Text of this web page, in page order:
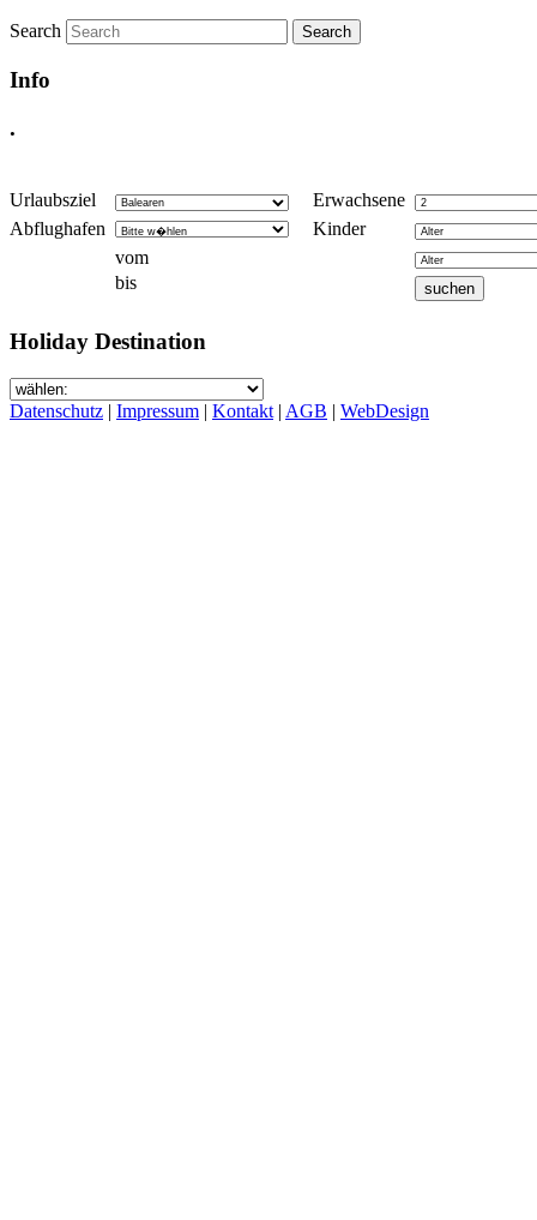
Search
Info
.
Urlaubsziel
Erwachsene
Abflughafen
Kinder
vom
bis
Holiday Destination
Datenschutz | Impressum | Kontakt | AGB | WebDesign